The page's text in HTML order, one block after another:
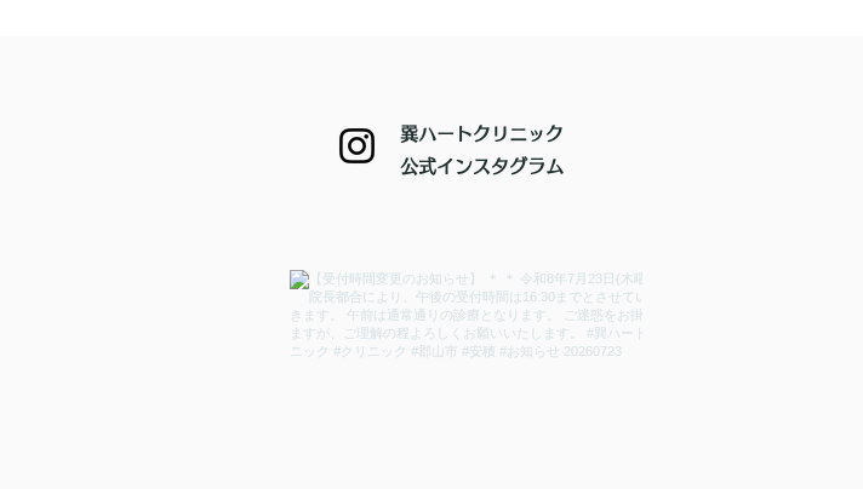
巽ハートクリニック
​公式インスタグラム